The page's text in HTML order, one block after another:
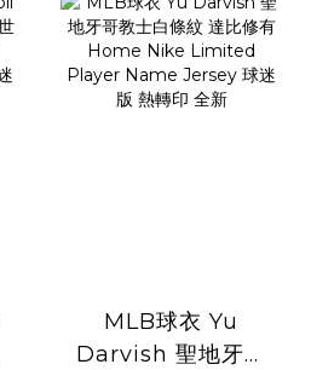
MLB球衣 Yu
Darvish 聖地牙哥